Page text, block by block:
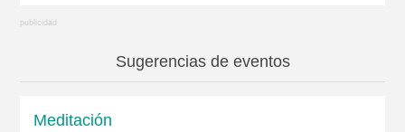
Sugerencias de eventos
Meditación